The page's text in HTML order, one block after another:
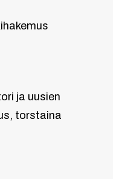
ja uusien
torstaina